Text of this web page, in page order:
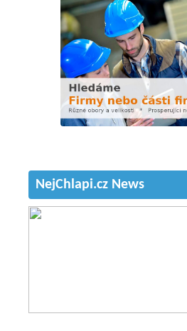
NejChlapi.cz News